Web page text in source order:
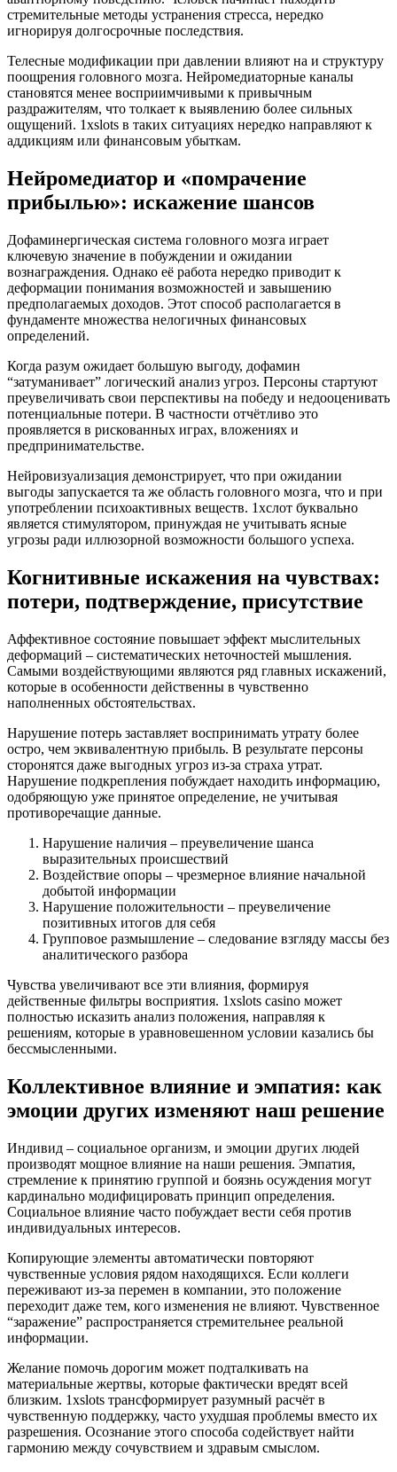
стремительные методы устранения стресса, нередко
игнорируя долгосрочные последствия.
Телесные модификации при давлении влияют на и структуру
поощрения головного мозга. Нейромедиаторные каналы
становятся менее восприимчивыми к привычным
раздражителям, что толкает к выявлению более сильных
ощущений. 1xslots в таких ситуациях нередко направляют к
аддикциям или финансовым убыткам.
Нейромедиатор и «помрачение
прибылью»: искажение шансов
Дофаминергическая система головного мозга играет
ключевую значение в побуждении и ожидании
вознаграждения. Однако её работа нередко приводит к
деформации понимания возможностей и завышению
предполагаемых доходов. Этот способ располагается в
фундаменте множества нелогичных финансовых
определений.
Когда разум ожидает большую выгоду, дофамин
“затуманивает” логический анализ угроз. Персоны стартуют
преувеличивать свои перспективы на победу и недооценивать
потенциальные потери. В частности отчётливо это
проявляется в рискованных играх, вложениях и
предпринимательстве.
Нейровизуализация демонстрирует, что при ожидании
выгоды запускается та же область головного мозга, что и при
употреблении психоактивных веществ. 1хслот буквально
является стимулятором, принуждая не учитывать ясные
угрозы ради иллюзорной возможности большого успеха.
Когнитивные искажения на чувствах:
потери, подтверждение, присутствие
Аффективное состояние повышает эффект мыслительных
деформаций – систематических неточностей мышления.
Самыми воздействующими являются ряд главных искажений,
которые в особенности действенны в чувственно
наполненных обстоятельствах.
Нарушение потерь заставляет воспринимать утрату более
остро, чем эквивалентную прибыль. В результате персоны
сторонятся даже выгодных угроз из-за страха утрат.
Нарушение подкрепления побуждает находить информацию,
одобряющую уже принятое определение, не учитывая
противоречащие данные.
Нарушение наличия – преувеличение шанса
выразительных происшествий
Воздействие опоры – чрезмерное влияние начальной
добытой информации
Нарушение положительности – преувеличение
позитивных итогов для себя
Групповое размышление – следование взгляду массы без
аналитического разбора
Чувства увеличивают все эти влияния, формируя
действенные фильтры восприятия. 1xslots casino может
полностью исказить анализ положения, направляя к
решениям, которые в уравновешенном условии казались бы
бессмысленными.
Коллективное влияние и эмпатия: как
эмоции других изменяют наш решение
Индивид – социальное организм, и эмоции других людей
производят мощное влияние на наши решения. Эмпатия,
стремление к принятию группой и боязнь осуждения могут
кардинально модифицировать принцип определения.
Социальное влияние часто побуждает вести себя против
индивидуальных интересов.
Копирующие элементы автоматически повторяют
чувственные условия рядом находящихся. Если коллеги
переживают из-за перемен в компании, это положение
переходит даже тем, кого изменения не влияют. Чувственное
“заражение” распространяется стремительнее реальной
информации.
Желание помочь дорогим может подталкивать на
материальные жертвы, которые фактически вредят всей
близким. 1xslots трансформирует разумный расчёт в
чувственную поддержку, часто ухудшая проблемы вместо их
разрешения. Осознание этого способа содействует найти
гармонию между сочувствием и здравым смыслом.